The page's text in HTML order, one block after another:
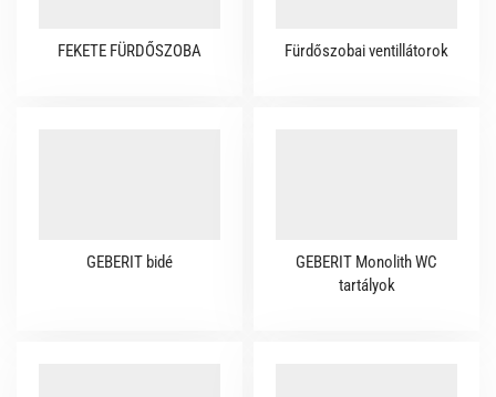
FEKETE FÜRDŐSZOBA Fürdőszobai ventillátorok
GEBERIT bidé
GEBERIT Monolith WC
tartályok